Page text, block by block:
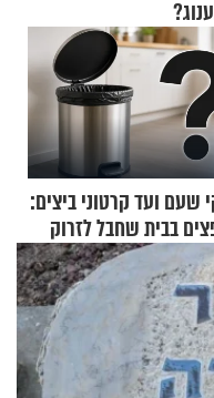
שעם ועד קרטוני ביצים:
בבית שחבל לזרוק